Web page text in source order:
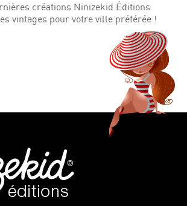
créations Ninizekid Éditions
vintages pour votre ville préférée !